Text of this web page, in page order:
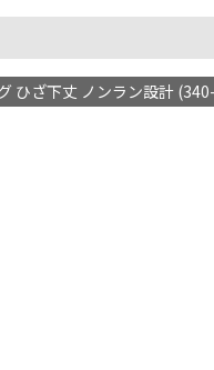
ひざ下丈 ノンラン設計